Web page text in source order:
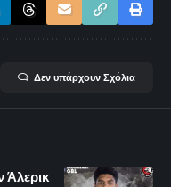
Δεν υπάρχουν Σχόλια
Άλερικ